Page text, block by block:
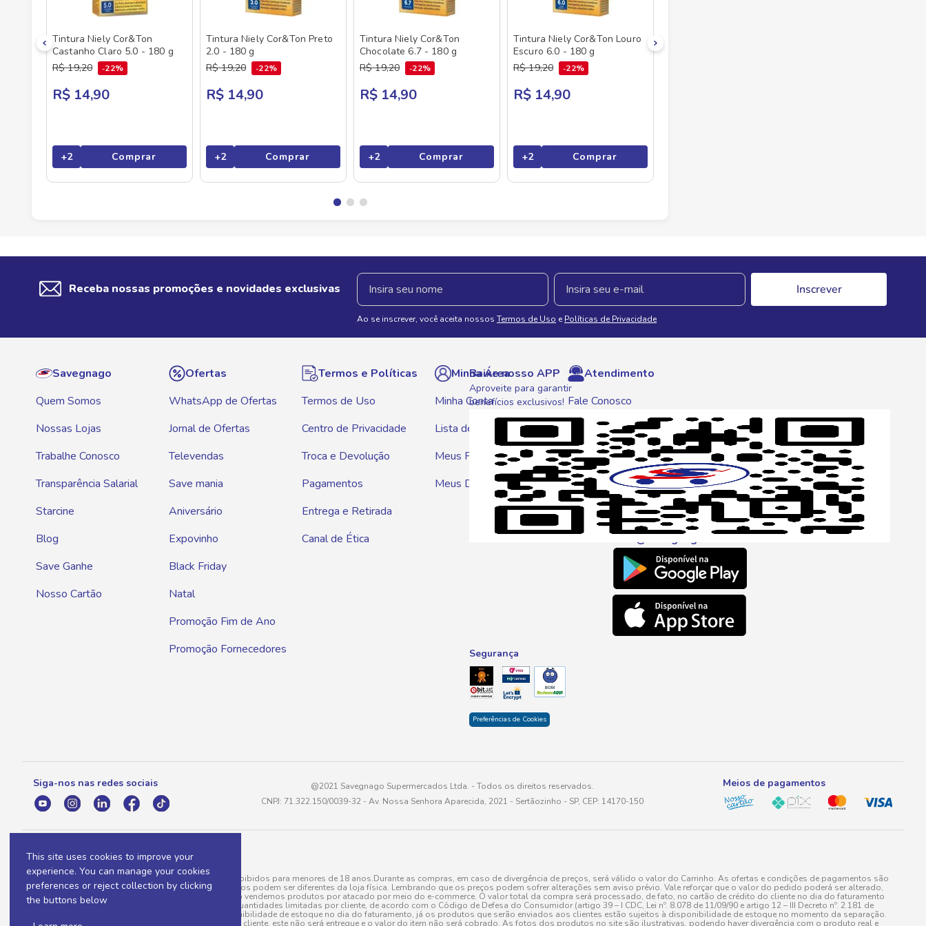
This site uses cookies to improve your
experience. You can manage your cookies
preferences or reject collection by clicking
the buttons below
Tintura Niely Cor&Ton
Castanho Claro 5.0 - 180 g
R$ 19,20 22%
R$ 14,90
+2 Comprar
Tintura Niely Cor&Ton Preto
2.0 - 180 g
R$ 19,20 22%
R$ 14,90
+2 Comprar
Tintura Niely Cor&Ton
Chocolate 6.7 - 180 g
R$ 19,20 22%
R$ 14,90
+2 Comprar
Tintura Niely Cor&Ton Louro
Escuro 6.0 - 180 g
R$ 19,20 22%
R$ 14,90
+2 Comprar
Receba nossas promoções e novidades exclusivas Inscrever
Ao se inscrever, você aceita nossos Termos de Uso e Políticas de Privacidade
Savegnago
Quem Somos
Nossas Lojas
Trabalhe Conosco
Transparência Salarial
Starcine
Blog
Save Ganhe
Nosso Cartão
Ofertas
WhatsApp de Ofertas
Jornal de Ofertas
Televendas
Save mania
Aniversário
Expovinho
Black Friday
Natal
Promoção Fim de Ano
Promoção Fornecedores
Termos e Políticas
Termos de Uso
Centro de Privacidade
Troca e Devolução
Pagamentos
Entrega e Retirada
Canal de Ética
Minha Área
Minha Conta
Lista de Compras
Meus Pedidos
Meus Descontos
Atendimento
Fale Conosco
WhatsApp
Telefone
0800 016 6680
E-mail
atendimento@savegnago.com.br
Baixe nosso APP
Aproveite para garantir
benefícios exclusivos!
Segurança
Preferências de Cookies
Siga-nos nas redes sociais
@2021 Savegnago Supermercados Ltda. - Todos os direitos reservados.
CNPJ: 71.322.150/0039-32 - Av. Nossa Senhora Aparecida, 2021 - Sertãozinho - SP, CEP: 14170-150
Meios de pagamentos
A venda e o consumo de bebidas alcoólicas são proibidos para menores de 18 anos.Durante as compras, em caso de divergência de preços, será válido o valor do Carrinho. As ofertas e condições de pagamentos são
válidas para a loja eletrônica, sendo que seus preços podem ser diferentes da loja física. Lembrando que os preços podem sofrer alterações sem aviso prévio. Vale reforçar que o valor do pedido poderá ser alterado,
para menos, por conta de produtos variáveis; e não vendemos produtos por atacado por meio do e-commerce. O valor total da compra será processado, de fato, no cartão de crédito do cliente no dia do faturamento
do pedido. Produtos em promoção possuem quantidades limitadas por cliente, de acordo com o Código de Defesa do Consumidor (artigo 39 – I CDC, Lei nº. 8.078 de 11/09/90 e artigo 12 – III Decreto nº. 2.181 de
20/03/97). A venda está diretamente ligada à disponibilidade de estoque no dia do faturamento, já os produtos que serão enviados aos clientes estão sujeitos à disponibilidade de estoque no momento da separação.
Caso algum produto venha a faltar no pedido do cliente, este não será entregue e o valor do item não será cobrado. As fotos dos produtos no site são ilustrativas, podendo haver divergência com o produto real e